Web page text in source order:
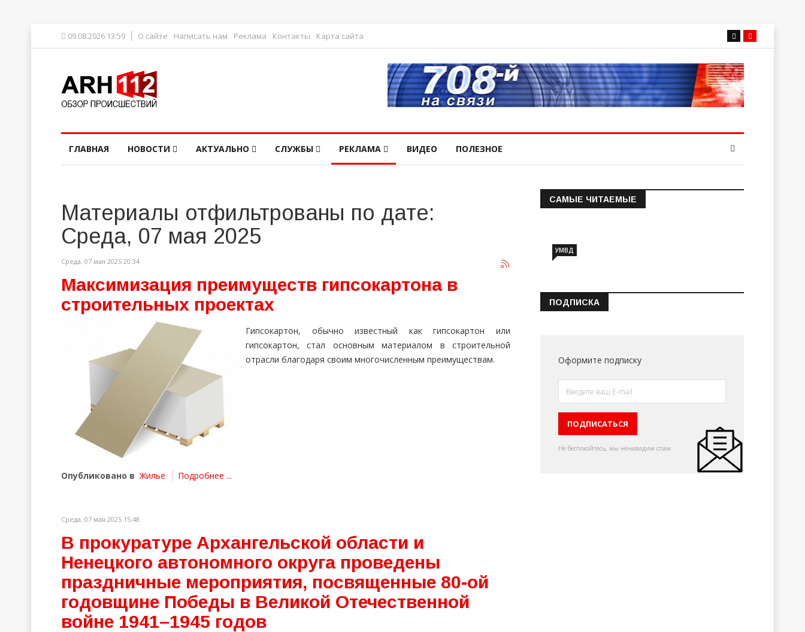
09.08.2026 13:59 О сайте Написать нам Реклама Контакты Карта сайта
ГЛАВНАЯ НОВОСТИ АКТУАЛЬНО СЛУЖБЫ РЕКЛАМА ВИДЕО ПОЛЕЗНОЕ
Материалы отфильтрованы по дате:
Среда, 07 мая 2025
Среда, 07 мая 2025 20:34
Максимизация преимуществ гипсокартона в
строительных проектах
Гипсокартон, обычно известный как гипсокартон или
гипсокартон, стал основным материалом в строительной
отрасли благодаря своим многочисленным преимуществам.
Опубликовано в Жилье Подробнее ...
Среда, 07 мая 2025 15:48
В прокуратуре Архангельской области и
Ненецкого автономного округа проведены
праздничные мероприятия, посвященные 80-ой
годовщине Победы в Великой Отечественной
войне 1941–1945 годов
САМЫЕ ЧИТАЕМЫЕ
Информация о состоянии
УМВД
ПОДПИСКА
Оформите подписку
Не беспокойтесь, мы ненавидим спам